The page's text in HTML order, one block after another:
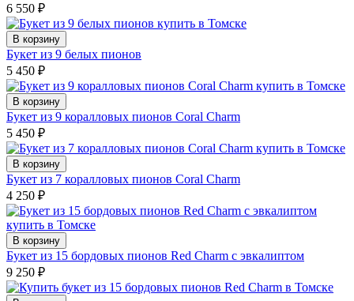
6 550 ₽
В корзину
Букет из 9 белых пионов
5 450 ₽
В корзину
Букет из 9 коралловых пионов Coral Charm
5 450 ₽
В корзину
Букет из 7 коралловых пионов Coral Charm
4 250 ₽
В корзину
Букет из 15 бордовых пионов Red Charm с эвкалиптом
9 250 ₽